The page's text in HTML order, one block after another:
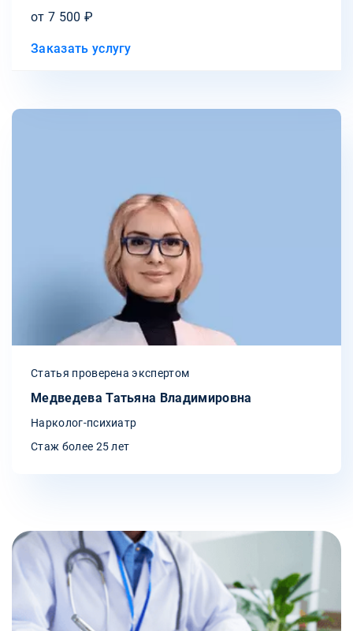
от 7 500 ₽
Заказать услугу
Статья проверена экспертом
Медведева Татьяна Владимировна
Нарколог-психиатр
Стаж более 25 лет